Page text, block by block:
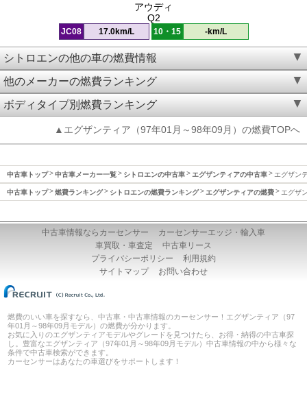
アウディ
Q2
JC08 17.0km/L 10・15 -km/L
シトロエンの他の車の燃費情報
他のメーカーの燃費ランキング
ボディタイプ別燃費ランキング
▲エグザンティア（97年01月～98年09月）の燃費TOPへ
中古車トップ 中古車メーカー一覧 シトロエンの中古車 エグザンティアの中古車 エグザン
中古車トップ 燃費ランキング シトロエンの燃費ランキング エグザンティアの燃費 エグザ
中古車情報ならカーセンサー
カーセンサーエッジ・輸入車
車買取・車査定
中古車リース
プライバシーポリシー
利用規約
サイトマップ
お問い合わせ
燃費のいい車を探すなら、中古車・中古車情報のカーセンサー！エグザンティア（97
年01月～98年09月モデル）の燃費が分かります。
お気に入りのエグザンティアモデルやグレードを見つけたら、お得・納得の中古車探
し。豊富なエグザンティア（97年01月～98年09月モデル）中古車情報の中から様々な
条件で中古車検索ができます。
カーセンサーはあなたの車選びをサポートします！